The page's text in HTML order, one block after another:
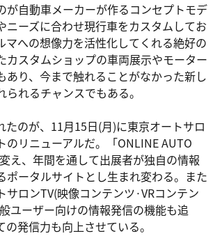
が自動車メーカーが作るコンセプトモデ
ニーズに合わせ現行車をカスタムしてお
マへの想像力を活性化してくれる絶好の
カスタムショップの車両展示やモーター
あり、今まで触れることがなかった新し
れるチャンスでもある。
たのが、11月15日(月)に東京オートサロ
のリニューアルだ。「ONLINE AUTO
え、年間を通して出展者が独自の情報
ポータルサイトとし生まれ変わる。また
サロンTV(映像コンテンツ·VRコンテン
ユーザー向けの情報発信の機能も追
発信力も向上させている。